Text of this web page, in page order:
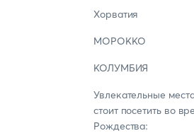
Хорватия
МОРОККО
КОЛУМБИЯ
Увлекательные
стоит посетить во
Рождества: